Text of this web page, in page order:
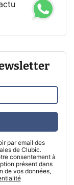
par email des
de Clubic.
consentement à
présent dans
de vos données,